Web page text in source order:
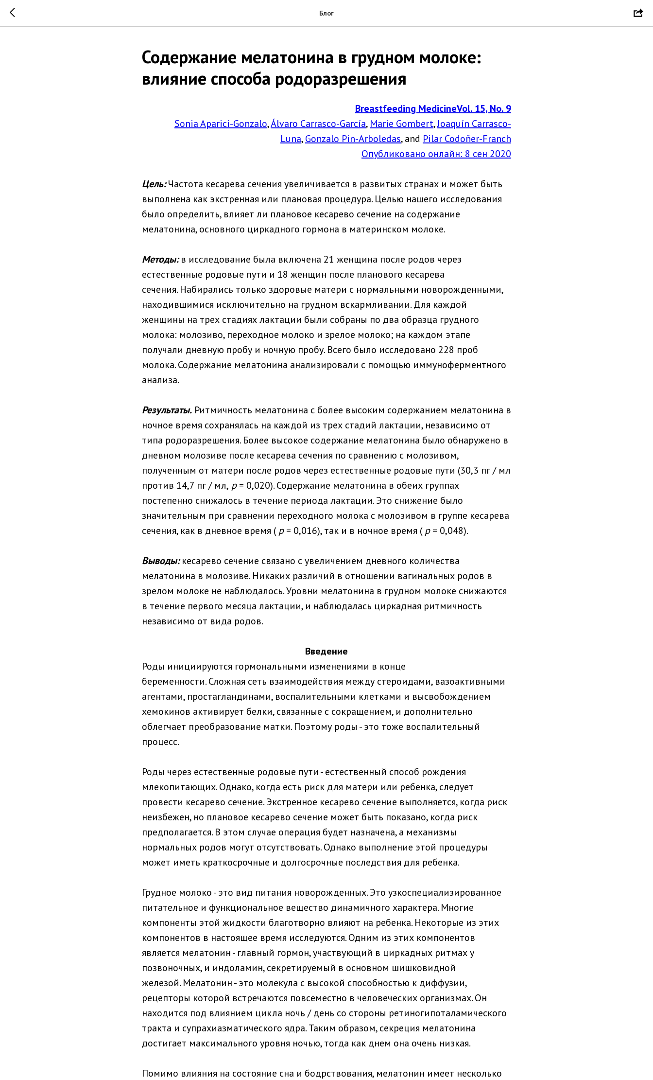
Блог
Содержание мелатонина в грудном молоке:
влияние способа родоразрешения
Breastfeeding MedicineVol. 15, No. 9
Sonia Aparici-Gonzalo,Álvaro Carrasco-García, Marie Gombert,Joaquín Carrasco-
Luna,Gonzalo Pin-Arboledas, and Pilar Codoñer-Franch
Опубликовано онлайн: 8 сен 2020
Цель:Частота кесарева сечения увеличивается в развитых странах и может быть
выполнена как экстренная или плановая процедура. Целью нашего исследования
было определить, влияет ли плановое кесарево сечение на содержание
мелатонина, основного циркадного гормона в материнском молоке.
Методы:в исследование была включена 21 женщина после родов через
естественные родовые пути и 18 женщин после планового кесарева
сечения. Набирались только здоровые матери с нормальными новорожденными,
находившимися исключительно на грудном вскармливании. Для каждой
женщины на трех стадиях лактации были собраны по два образца грудного
молока: молозиво, переходное молоко и зрелое молоко; на каждом этапе
получали дневную пробу и ночную пробу. Всего было исследовано 228 проб
молока. Содержание мелатонина анализировали с помощью иммуноферментного
анализа.
Результаты. Ритмичность мелатонина с более высоким содержанием мелатонина в
ночное время сохранялась на каждой из трех стадий лактации, независимо от
типа родоразрешения. Более высокое содержание мелатонина было обнаружено в
дневном молозиве после кесарева сечения по сравнению с молозивом,
полученным от матери после родов через естественные родовые пути (30,3 пг / мл
против 14,7 пг / мл, p= 0,020). Содержание мелатонина в обеих группах
постепенно снижалось в течение периода лактации. Это снижение было
значительным при сравнении переходного молока с молозивом в группе кесарева
сечения, как в дневное время (p= 0,016), так и в ночное время (p= 0,048).
Выводы:кесарево сечение связано с увеличением дневного количества
мелатонина в молозиве. Никаких различий в отношении вагинальных родов в
зрелом молоке не наблюдалось. Уровни мелатонина в грудном молоке снижаются
в течение первого месяца лактации, и наблюдалась циркадная ритмичность
независимо от вида родов.
Введение
Роды инициируются гормональными изменениями в конце
беременности. Сложная сеть взаимодействия между стероидами, вазоактивными
агентами, простагландинами, воспалительными клетками и высвобождением
хемокинов активирует белки, связанные с сокращением, и дополнительно
облегчает преобразование матки. Поэтому роды - это тоже воспалительный
процесс.
Роды через естественные родовые пути - естественный способ рождения
млекопитающих. Однако, когда есть риск для матери или ребенка, следует
провести кесарево сечение. Экстренное кесарево сечение выполняется, когда риск
неизбежен, но плановое кесарево сечение может быть показано, когда риск
предполагается. В этом случае операция будет назначена, а механизмы
нормальных родов могут отсутствовать. Однако выполнение этой процедуры
может иметь краткосрочные и долгосрочные последствия для ребенка.
Грудное молоко - это вид питания новорожденных. Это узкоспециализированное
питательное и функциональное вещество динамичного характера. Многие
компоненты этой жидкости благотворно влияют на ребенка. Некоторые из этих
компонентов в настоящее время исследуются. Одним из этих компонентов
является мелатонин - главный гормон, участвующий в циркадных ритмах у
позвоночных, и индоламин, секретируемый в основном шишковидной
железой. Мелатонин - это молекула с высокой способностью к диффузии,
рецепторы которой встречаются повсеместно в человеческих организмах. Он
находится под влиянием цикла ночь / день со стороны ретиногипоталамического
тракта и супрахиазматического ядра. Таким образом, секреция мелатонина
достигает максимального уровня ночью, тогда как днем ​​она очень низкая.
Помимо влияния на состояние сна и бодрствования, мелатонин имеет несколько